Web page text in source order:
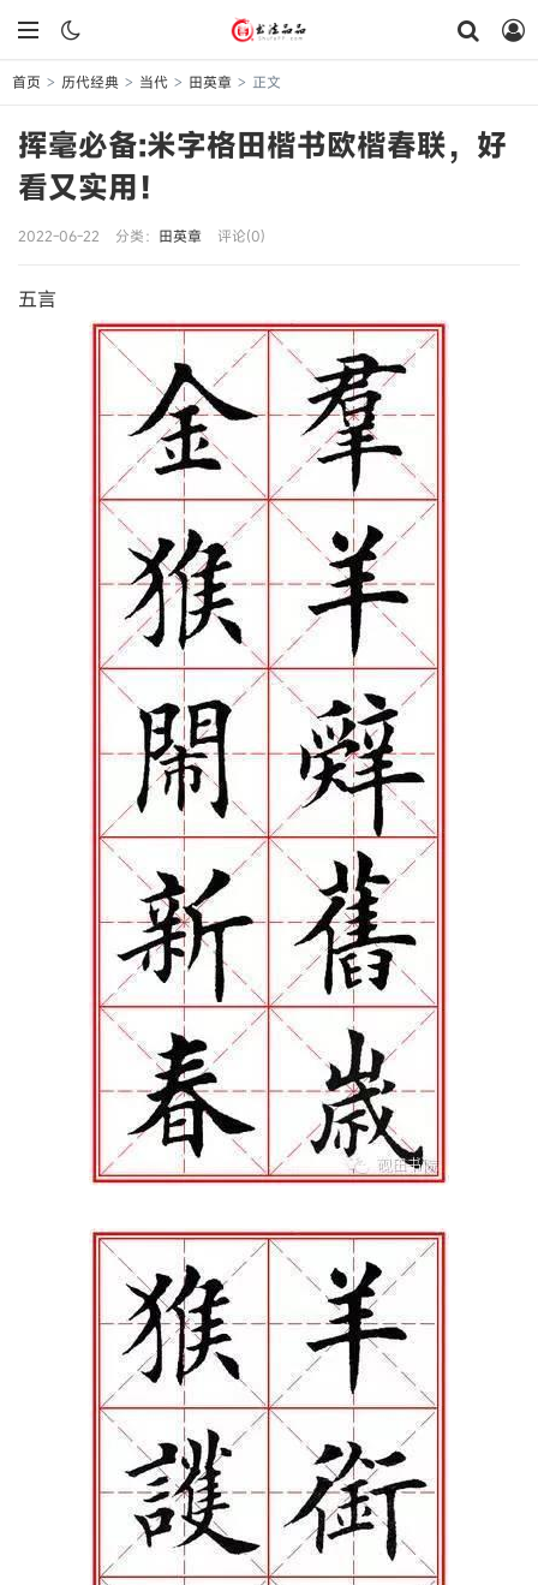
首页 > 历代经典 > 当代 > 田英章 > 正文
挥毫必备:米字格田楷书欧楷春联，好
看又实用！
2022-06-22 分类： 田英章 评论(0)
五言